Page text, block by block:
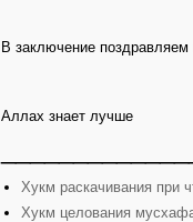
В заключение
Аллах знает лучше
Хукм раскачивания при
Хукм целования